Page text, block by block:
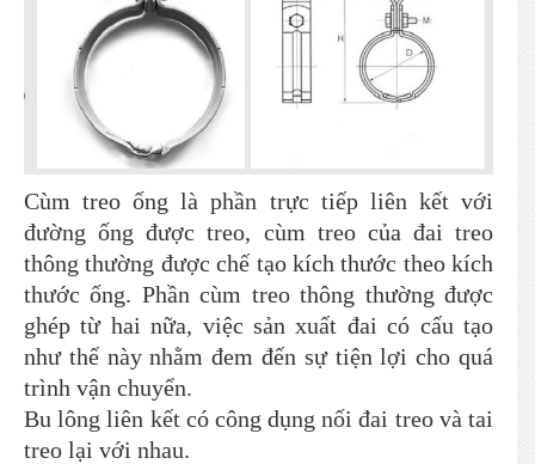
Cùm treo ống là phần trực tiếp liên kết với
đường ống được treo, cùm treo của đai treo
thông thường được chế tạo kích thước theo kích
thước ống. Phần cùm treo thông thường được
ghép từ hai nữa, việc sản xuất đai có cấu tạo
như thế này nhằm đem đến sự tiện lợi cho quá
trình vận chuyển.
Bu lông liên kết có công dụng nối đai treo và tai
treo lại với nhau.